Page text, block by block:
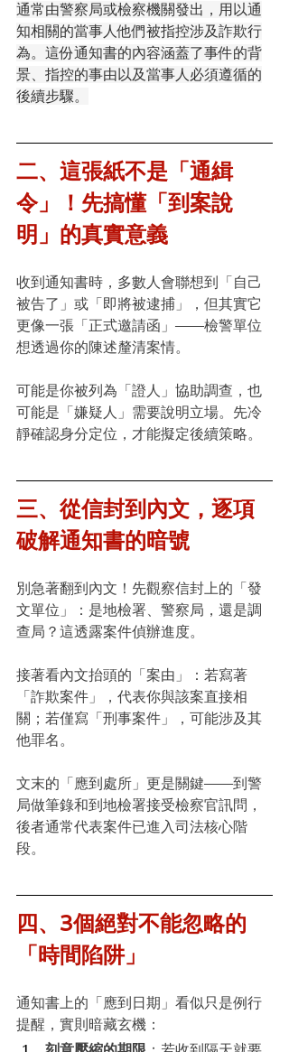
通常由警察局或檢察機關發出，用以通
知相關的當事人他們被指控涉及詐欺行
為。這份通知書的內容涵蓋了事件的背
景、指控的事由以及當事人必須遵循的
後續步驟。
二、這張紙不是「通緝
令」！先搞懂「到案說
明」的真實意義
收到通知書時，多數人會聯想到「自己
被告了」或「即將被逮捕」，但其實它
更像一張「正式邀請函」——檢警單位
想透過你的陳述釐清案情。
可能是你被列為「證人」協助調查，也
可能是「嫌疑人」需要說明立場。先冷
靜確認身分定位，才能擬定後續策略。
三、從信封到內文，逐項
破解通知書的暗號
別急著翻到內文！先觀察信封上的「發
文單位」：是地檢署、警察局，還是調
查局？這透露案件偵辦進度。
接著看內文抬頭的「案由」：若寫著
「詐欺案件」，代表你與該案直接相
關；若僅寫「刑事案件」，可能涉及其
他罪名。
文末的「應到處所」更是關鍵——到警
局做筆錄和到地檢署接受檢察官訊問，
後者通常代表案件已進入司法核心階
段。
四、3個絕對不能忽略的
「時間陷阱」
通知書上的「應到日期」看似只是例行
提醒，實則暗藏玄機：